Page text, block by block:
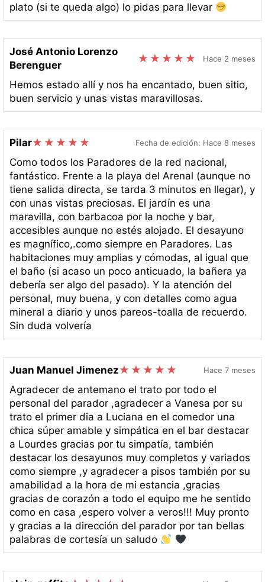
plato (si te queda algo) lo pidas para llevar
José Antonio Lorenzo
Berenguer
Hace 2 meses
Hemos estado allí y nos ha encantado, buen sitio,
buen servicio y unas vistas maravillosas.
Pilar Fecha de edición: Hace 8 meses
Como todos los Paradores de la red nacional,
fantástico. Frente a la playa del Arenal (aunque no
tiene salida directa, se tarda 3 minutos en llegar), y
con unas vistas preciosas. El jardín es una
maravilla, con barbacoa por la noche y bar,
accesibles aunque no estés alojado. El desayuno
es magnífico,.como siempre en Paradores. Las
habitaciones muy amplias y cómodas, al igual que
el baño (si acaso un poco anticuado, la bañera ya
debería ser algo del pasado). Y la atención del
personal, muy buena, y con detalles como agua
mineral a diario y unos pareos-toalla de recuerdo.
Sin duda volvería
Juan Manuel Jimenez Hace 7 meses
Agradecer de antemano el trato por todo el
personal del parador ,agradecer a Vanesa por su
trato el primer dia a Luciana en el comedor una
chica súper amable y simpática en el bar destacar
a Lourdes gracias por tu simpatía, también
destacar los desayunos muy completos y variados
como siempre ,y agradecer a pisos también por su
amabilidad a la hora de mi estancia ,gracias
gracias de corazón a todo el equipo me he sentido
como en casa ,espero volver a veros!!! Muy pronto
y gracias a la dirección del parador por tan bellas
palabras de cortesía un saludo